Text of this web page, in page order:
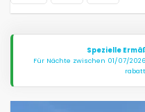
Spezielle
Für Nächte zwischen 01/07/